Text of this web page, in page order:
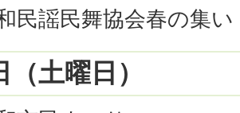
民謡民舞協会春の集い
土曜日）